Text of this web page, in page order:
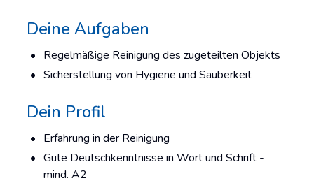
Deine Aufgaben
Regelmäßige Reinigung des zugeteilten Objekts
Sicherstellung von Hygiene und Sauberkeit
Dein Profil
Erfahrung in der Reinigung
Gute Deutschkenntnisse in Wort und Schrift -
mind. A2